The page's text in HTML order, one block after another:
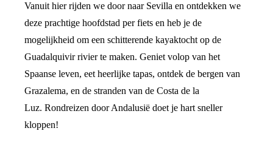
Vanuit hier rijden we door naar Sevilla en ontdekken we
deze prachtige hoofdstad per fiets en heb je de
mogelijkheid om een schitterende kayaktocht op de
Guadalquivir rivier te maken. Geniet volop van het
Spaanse leven, eet heerlijke tapas, ontdek de bergen van
Grazalema, en de stranden van de Costa de la
Luz. Rondreizen door Andalusië doet je hart sneller
kloppen!